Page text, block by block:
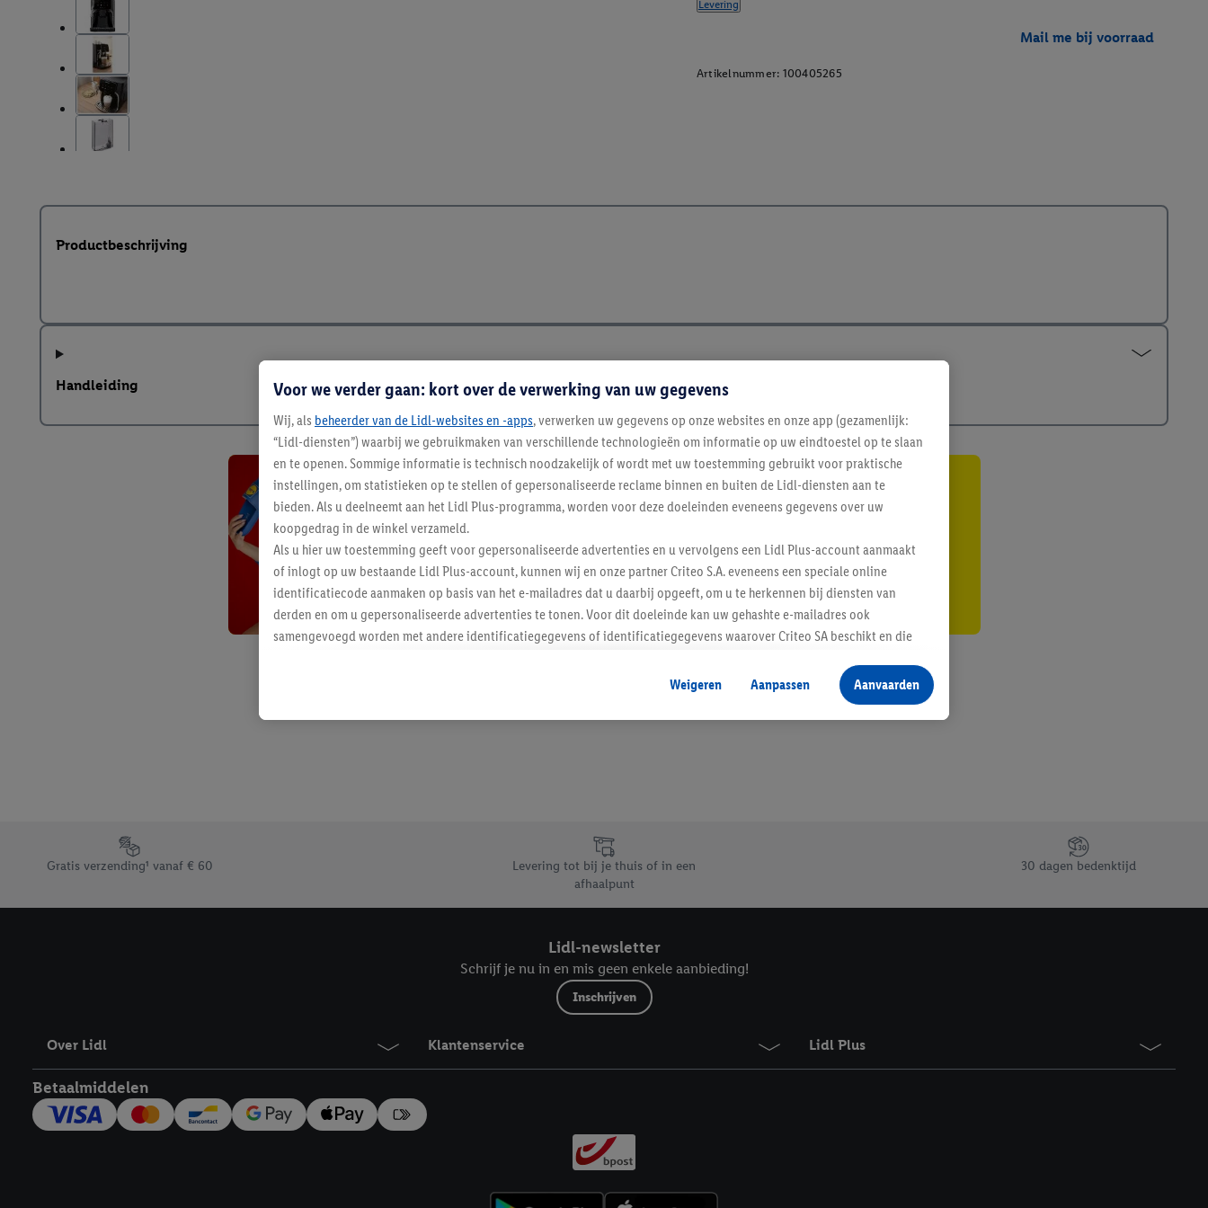
Levering
Mail me bij voorraad
Artikelnummer: 100405265
Productbeschrijving
Handleiding
Blijf op de hoogte
Inschrijven
Footerelement met de verschillende USPs van Lidl.be
Gratis verzending¹ vanaf € 60
Levering tot bij je thuis of in een
afhaalpunt
30 dagen bedenktijd
Lidl-newsletter
Schrijf je nu in en mis geen enkele aanbieding!
Inschrijven
Over Lidl Klantenservice Lidl Plus
Betaalmiddelen
Voor we verder gaan: kort over de verwerking van uw gegevens
Wij, als beheerder van de Lidl-websites en -apps, verwerken uw gegevens op onze websites en onze app (gezamenlijk:
“Lidl-diensten”) waarbij we gebruikmaken van verschillende technologieën om informatie op uw eindtoestel op te slaan
en te openen. Sommige informatie is technisch noodzakelijk of wordt met uw toestemming gebruikt voor praktische
instellingen, om statistieken op te stellen of gepersonaliseerde reclame binnen en buiten de Lidl-diensten aan te
bieden. Als u deelneemt aan het Lidl Plus-programma, worden voor deze doeleinden eveneens gegevens over uw
koopgedrag in de winkel verzameld.
Als u hier uw toestemming geeft voor gepersonaliseerde advertenties en u vervolgens een Lidl Plus-account aanmaakt
of inlogt op uw bestaande Lidl Plus-account, kunnen wij en onze partner Criteo S.A. eveneens een speciale online
identificatiecode aanmaken op basis van het e-mailadres dat u daarbij opgeeft, om u te herkennen bij diensten van
derden en om u gepersonaliseerde advertenties te tonen. Voor dit doeleinde kan uw gehashte e-mailadres ook
samengevoegd worden met andere identificatiegegevens of identificatiegegevens waarover Criteo SA beschikt en die
Als u hiermee akkoord gaat, kunnen advertenties in het kader van retargeting, d.w.z. advertenties voor producten waarin
u interesse hebt getoond (bijvoorbeeld door het product in de webshop aan uw winkelmandje toe te voegen, maar het
niet te kopen), ook op verschillende apparaten en verschillende Lidl-diensten worden weergegeven als er met behulp
waaronder de bewaartermijn van de gegevens en uw recht om uw toestemming te allen tijde met vooruitwerkende
privacyverklaring .Je vindt het impressum hier.
Weigeren Aanpassen Aanvaarden